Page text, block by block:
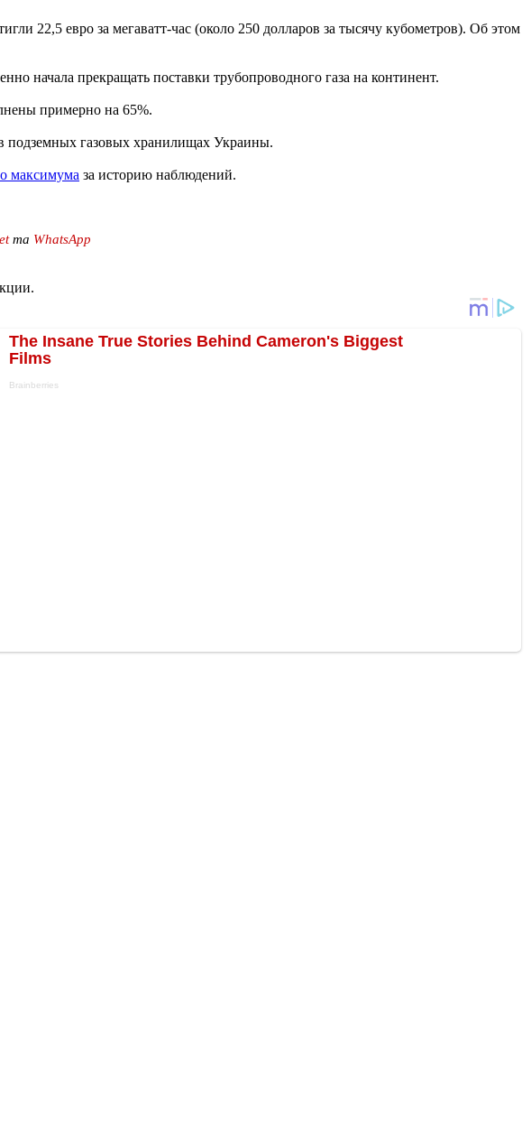
22,5 евро за мегаватт-час (около 250 долларов за тысячу кубометров). Об этом
начала прекращать поставки трубопроводного газа на континент.
примерно на 65%.
подземных газовых хранилищах Украины.
максимума за историю наблюдений.
та WhatsApp